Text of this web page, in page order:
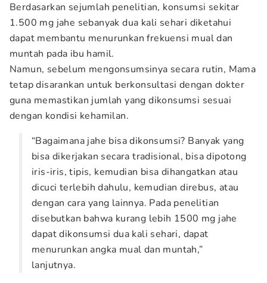
Berdasarkan sejumlah penelitian, konsumsi sekitar
1.500 mg jahe sebanyak dua kali sehari diketahui
dapat membantu menurunkan frekuensi mual dan
muntah pada ibu hamil.
Namun, sebelum mengonsumsinya secara rutin, Mama
tetap disarankan untuk berkonsultasi dengan dokter
guna memastikan jumlah yang dikonsumsi sesuai
dengan kondisi kehamilan.
“Bagaimana jahe bisa dikonsumsi? Banyak yang
bisa dikerjakan secara tradisional, bisa dipotong
iris-iris, tipis, kemudian bisa dihangatkan atau
dicuci terlebih dahulu, kemudian direbus, atau
dengan cara yang lainnya. Pada penelitian
disebutkan bahwa kurang lebih 1500 mg jahe
dapat dikonsumsi dua kali sehari, dapat
menurunkan angka mual dan muntah,”
lanjutnya.